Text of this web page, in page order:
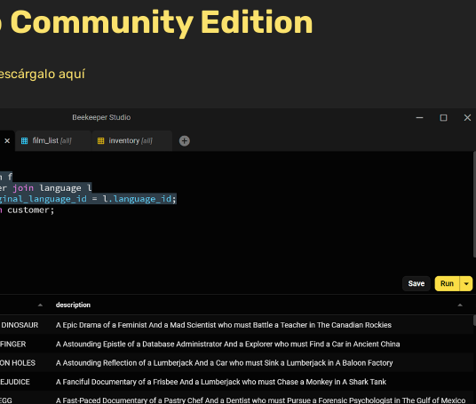
Community Edition
aquí